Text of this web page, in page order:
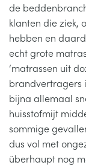
de
klanten die ziek,
hebben en
echt grote
‘matrassen uit
brandvertragers
bijna allemaal
huisstofmijt
sommige
dus vol met
überhaupt nog